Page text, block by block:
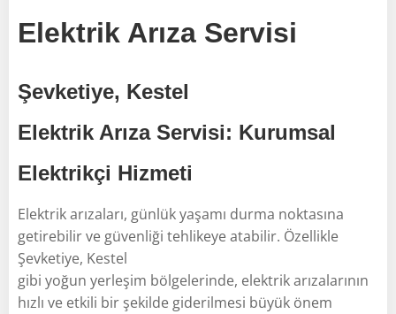
Elektrik Arıza Servisi
Şevketiye, Kestel
Elektrik Arıza Servisi: Kurumsal
Elektrikçi Hizmeti
Elektrik arızaları, günlük yaşamı durma noktasına
getirebilir ve güvenliği tehlikeye atabilir. Özellikle
Şevketiye, Kestel
gibi yoğun yerleşim bölgelerinde, elektrik arızalarının
hızlı ve etkili bir şekilde giderilmesi büyük önem